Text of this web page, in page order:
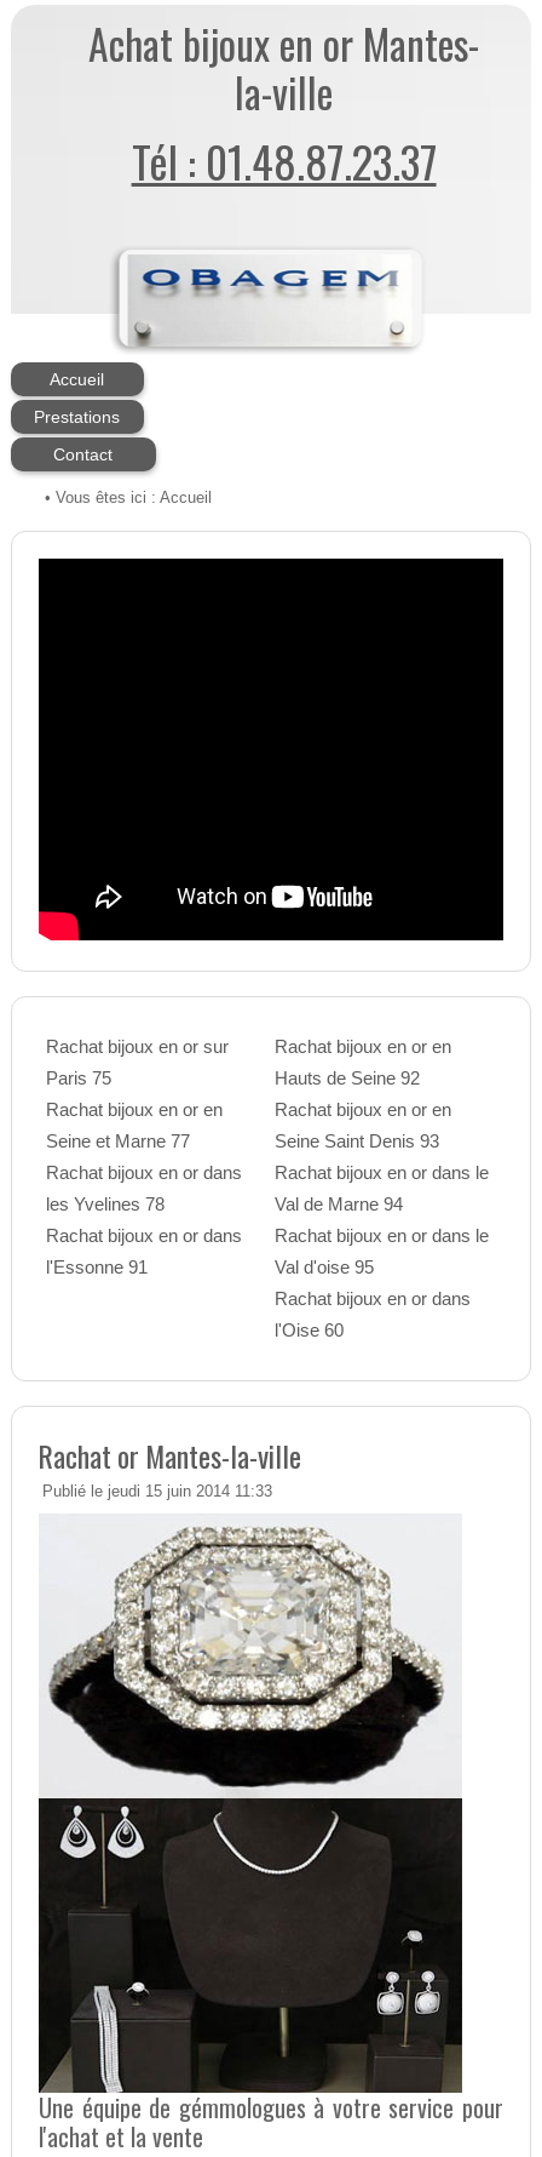
Achat bijoux en or Mantes-
la-ville
Tél : 01.48.87.23.37
Accueil
Prestations
Contact
• Vous êtes ici : Accueil
Rachat bijoux en or sur
Paris 75
Rachat bijoux en or en
Seine et Marne 77
Rachat bijoux en or dans
les Yvelines 78
Rachat bijoux en or dans
l'Essonne 91
Rachat bijoux en or en
Hauts de Seine 92
Rachat bijoux en or en
Seine Saint Denis 93
Rachat bijoux en or dans le
Val de Marne 94
Rachat bijoux en or dans le
Val d'oise 95
Rachat bijoux en or dans
l'Oise 60
Rachat or Mantes-la-ville
Publié le jeudi 15 juin 2014 11:33
Une équipe de gémmologues à votre service pour
l'achat et la vente